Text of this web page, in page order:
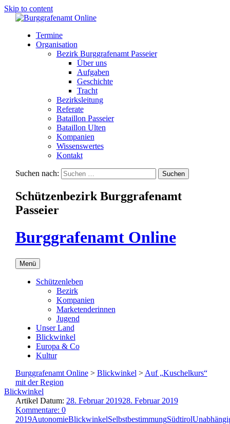
Skip to content
Termine
Organisation
Bezirk Burggrafenamt Passeier
Über uns
Aufgaben
Geschichte
Tracht
Bezirksleitung
Referate
Bataillon Passeier
Bataillon Ulten
Kompanien
Wissenswertes
Kontakt
Suchen nach:
Schützenbezirk Burggrafenamt
Passeier
Burggrafenamt Online
Menü
Schützenleben
Bezirk
Kompanien
Marketenderinnen
Jugend
Unser Land
Blickwinkel
Europa & Co
Kultur
Burggrafenamt Online> Blickwinkel > Auf „Kuschelkurs“
mit der Region
Blickwinkel
Artikel Datum: 28. Februar 201928. Februar 2019
Kommentare: 0
2019AutonomieBlickwinkelSelbstbestimmungSüdtirol